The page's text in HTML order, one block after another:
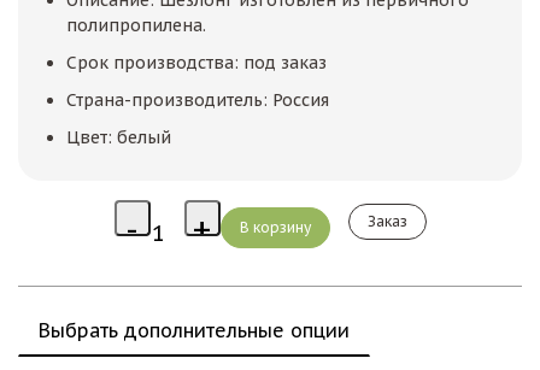
полипропилена.
Срок производства: под заказ
Страна-производитель: Россия
Цвет: белый
Заказ
Выбрать дополнительные опции